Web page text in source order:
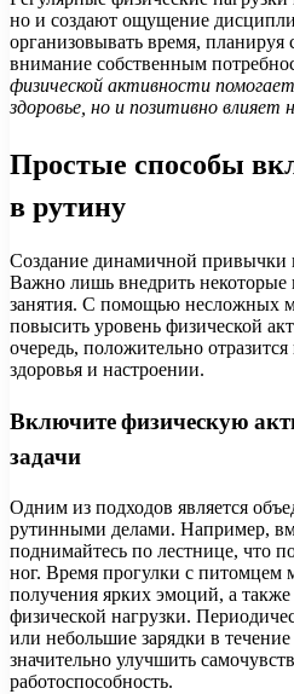
но и создают ощущение
организовывать время, планируя
внимание собственным
физической активности
здоровье, но и позитивно влияет
Простые способы
в рутину
Создание динамичной привычки
Важно лишь внедрить некоторые
занятия. С помощью несложных
повысить уровень физической
очередь, положительно
здоровья и настроении.
Включите физическую
задачи
Одним из подходов является
рутинными делами. Например,
поднимайтесь по лестнице, что
ног. Время прогулки с питомцем
получения ярких эмоций, а
физической нагрузки.
или небольшие зарядки в
значительно улучшить
работоспособность.